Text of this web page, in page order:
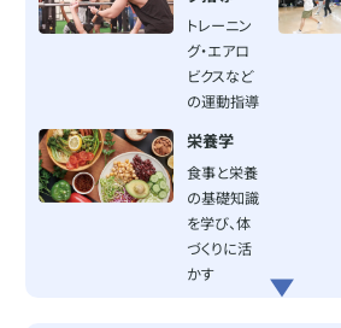
トレーニン
グ・エアロ
ビクスなど
の運動指導
栄養学
食事と栄養
の基礎知識
を学び、体
づくりに活
かす